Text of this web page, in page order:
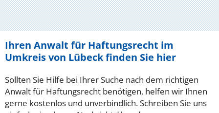
Ihren Anwalt für Haftungsrecht im
Umkreis von Lübeck finden Sie hier
Sollten Sie Hilfe bei Ihrer Suche nach dem richtigen
Anwalt für Haftungsrecht benötigen, helfen wir Ihnen
gerne kostenlos und unverbindlich. Schreiben Sie uns